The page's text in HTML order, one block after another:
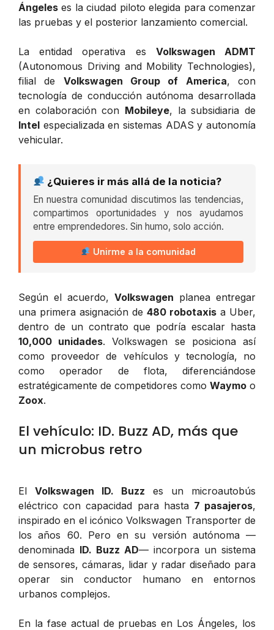
Ángeles es la ciudad piloto elegida para comenzar
las pruebas y el posterior lanzamiento comercial.
La entidad operativa es Volkswagen ADMT
(Autonomous Driving and Mobility Technologies),
filial de Volkswagen Group of America, con
tecnología de conducción autónoma desarrollada
en colaboración con Mobileye, la subsidiaria de
Intel especializada en sistemas ADAS y autonomía
vehicular.
¿Quieres ir más allá de la noticia?
En nuestra comunidad discutimos las tendencias,
compartimos oportunidades y nos ayudamos
entre emprendedores. Sin humo, solo acción.
Unirme a la comunidad
Según el acuerdo, Volkswagen planea entregar
una primera asignación de 480 robotaxis a Uber,
dentro de un contrato que podría escalar hasta
10,000 unidades. Volkswagen se posiciona así
como proveedor de vehículos y tecnología, no
como operador de flota, diferenciándose
estratégicamente de competidores como Waymo o
Zoox.
El vehículo: ID. Buzz AD, más que
un microbus retro
El Volkswagen ID. Buzz es un microautobús
eléctrico con capacidad para hasta 7 pasajeros,
inspirado en el icónico Volkswagen Transporter de
los años 60. Pero en su versión autónoma —
denominada ID. Buzz AD— incorpora un sistema
de sensores, cámaras, lidar y radar diseñado para
operar sin conductor humano en entornos
urbanos complejos.
En la fase actual de pruebas en Los Ángeles, los